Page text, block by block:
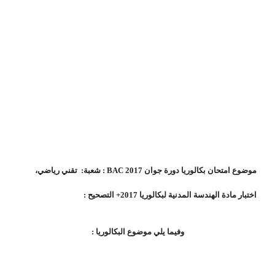
موضوع امتحان بكالوريا دورة جوان 2017 BAC : شعبة: تقني رياضي،
اختبار مادة الهندسة المدنية لبكالوريا 2017+ التصحيح :
وفيما يلي موضوع البكالوريا :